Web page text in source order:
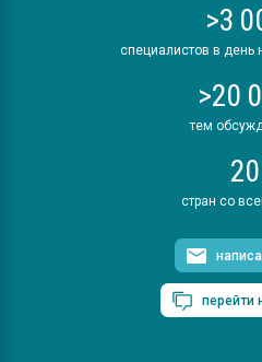
>3
специалистов в
>20
тем
20
стран со
перейти